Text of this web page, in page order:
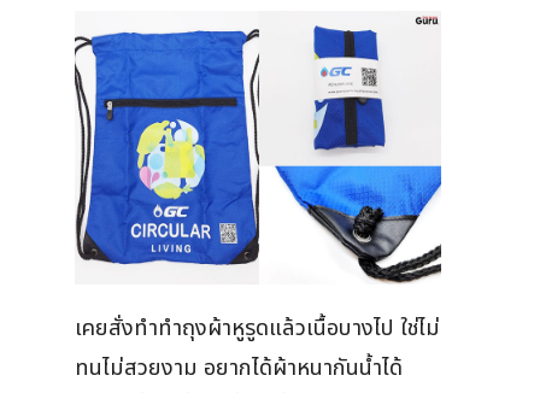
เคยสั่งทำทำถุงผ้าหูรูดแล้วเนื้อบางไป ใช่ไม่
ทนไม่สวยงาม อยากได้ผ้าหนากันน้ำได้